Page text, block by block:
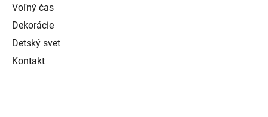
Voľný čas
Dekorácie
Detský svet
Kontakt